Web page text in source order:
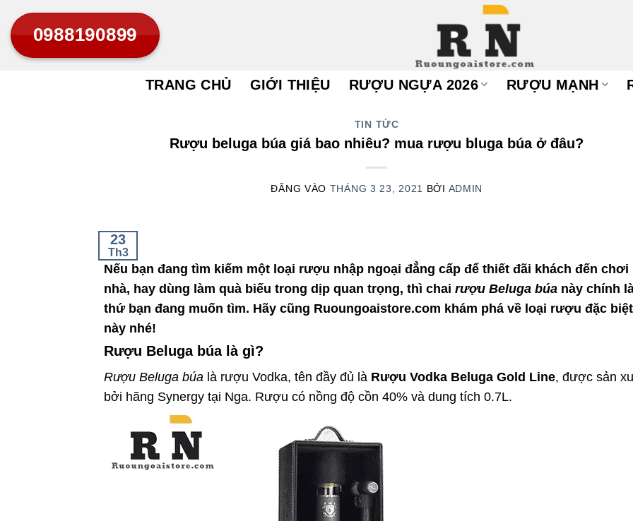
qua
nội
0988190899
TRANG CHỦ GIỚI THIỆU RƯỢU NGỰA 2026 RƯỢU MẠNH
TIN TỨC
Rượu beluga búa giá bao nhiêu? mua rượu bluga búa ở đâu?
ĐĂNG VÀO THÁNG 3 23, 2021 BỞI ADMIN
23
Th3
Nếu bạn đang tìm kiếm một loại rượu nhập ngoại đẳng cấp để thiết đãi khách đến chơi
nhà, hay dùng làm quà biếu trong dịp quan trọng, thì chai rượu Beluga búa này chính
thứ bạn đang muốn tìm. Hãy cũng Ruoungoaistore.com khám phá về loại rượu đặc biệt
này nhé!
Rượu Beluga búa là gì?
Rượu Beluga búa là rượu Vodka, tên đầy đủ là Rượu Vodka Beluga Gold Line, được sản
bởi hãng Synergy tại Nga. Rượu có nồng độ cồn 40% và dung tích 0.7L.